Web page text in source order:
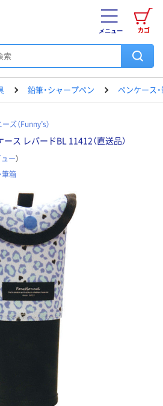
カゴ
メニュー
鉛筆・シャープペン ペンケース
ズ（Funny’s）
ス レパードBL 11412（直送品）
ー）
筆箱